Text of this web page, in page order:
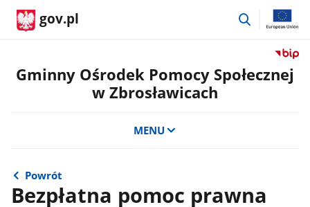
gov.pl
przejdź
Przejdź
do
Gminny Ośrodek Pomocy Społecznej
w Zbrosławicach
MENU
Powrót
Bezpłatna pomoc prawna